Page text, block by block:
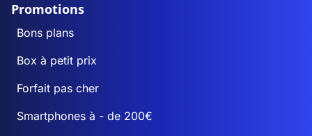
Promotions
Bons plans
Box à petit prix
Forfait pas cher
Smartphones à - de 200€